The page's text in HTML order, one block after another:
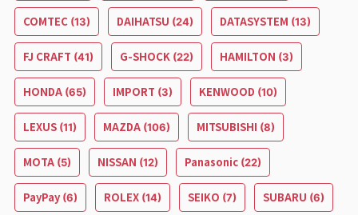
COMTEC (13) DAIHATSU (24) DATASYSTEM (13)
FJ CRAFT (41) G-SHOCK (22) HAMILTON (3)
HONDA (65) IMPORT (3) KENWOOD (10)
LEXUS (11) MAZDA (106) MITSUBISHI (8)
MOTA (5) NISSAN (12) Panasonic (22)
PayPay(6) ROLEX (14) SEIKO (7) SUBARU (6)